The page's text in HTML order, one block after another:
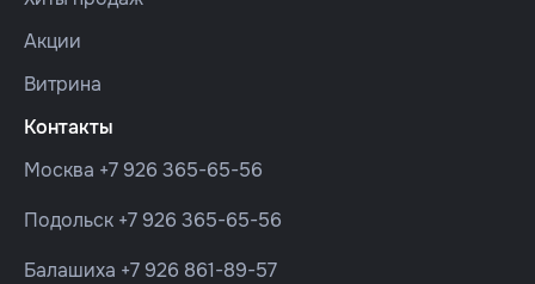
Акции
Витрина
Контакты
Москва +7 926 365-65-56
Подольск +7 926 365-65-56
Балашиха +7 926 861-89-57